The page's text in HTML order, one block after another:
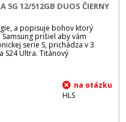
5G 12/512GB DUOS ČIERNY
a popisuje bohov ktorý
prišiel aby vám
serie S, prichádza v 3
S24 Ultra. Titánový
HLS